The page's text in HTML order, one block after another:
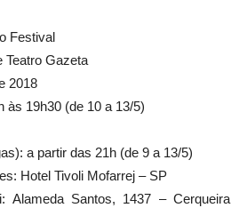
Festival
Teatro Gazeta
2018
às 19h30 (de 10 a 13/5)
a partir das 21h (de 9 a 13/5)
Hotel Tivoli Mofarrej – SP
Alameda Santos, 1437 – Cerqueira